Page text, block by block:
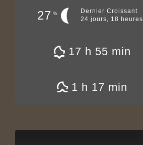
27 %
Dernier Croissant
24 jours, 18 heures
17 h 55 min
1 h 17 min